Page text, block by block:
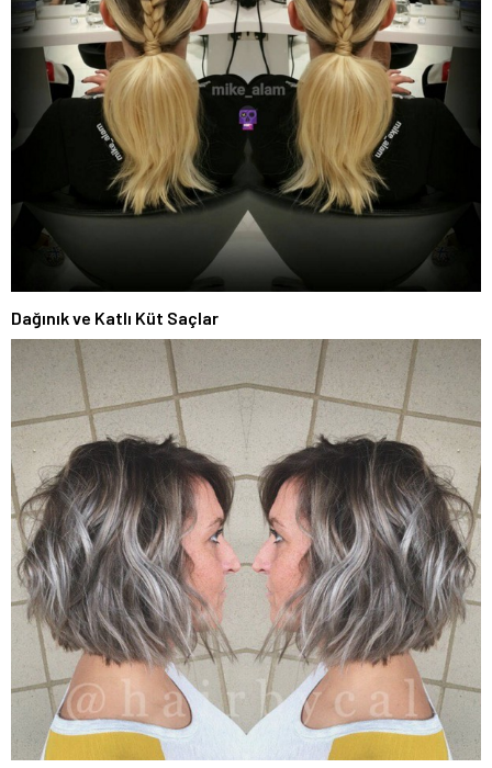
Dağınık ve Katlı Küt Saçlar